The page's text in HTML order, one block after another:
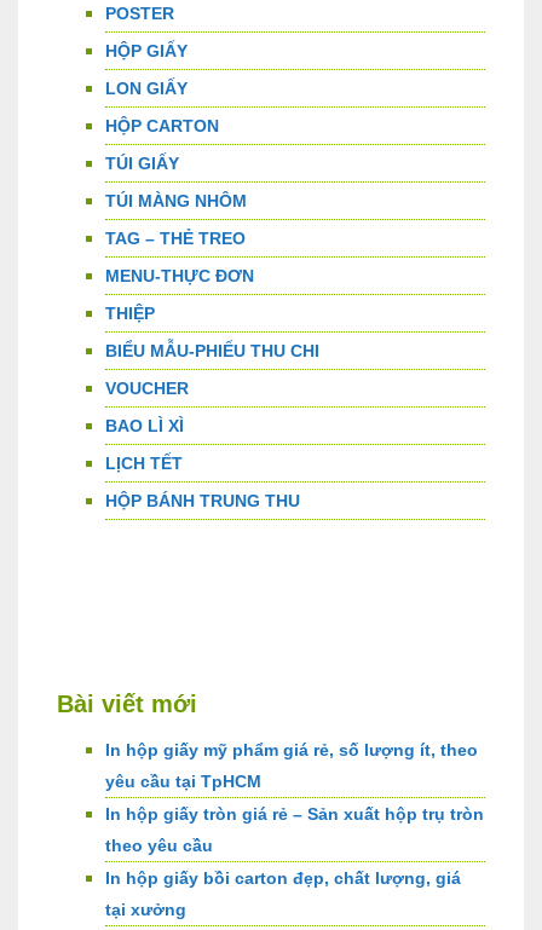
POSTER
HỘP GIẤY
LON GIẤY
HỘP CARTON
TÚI GIẤY
TÚI MÀNG NHÔM
TAG – THẺ TREO
MENU-THỰC ĐƠN
THIỆP
BIỂU MẪU-PHIẾU THU CHI
VOUCHER
BAO LÌ XÌ
LỊCH TẾT
HỘP BÁNH TRUNG THU
Bài viết mới
In hộp giấy mỹ phẩm giá rẻ, số lượng ít, theo
yêu cầu tại TpHCM
In hộp giấy tròn giá rẻ – Sản xuất hộp trụ tròn
theo yêu cầu
In hộp giấy bồi carton đẹp, chất lượng, giá
tại xưởng